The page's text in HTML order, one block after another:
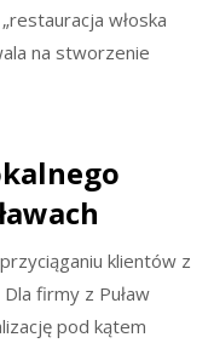
włoska
na stworzenie
klientów z
firmy z Puław
pod kątem